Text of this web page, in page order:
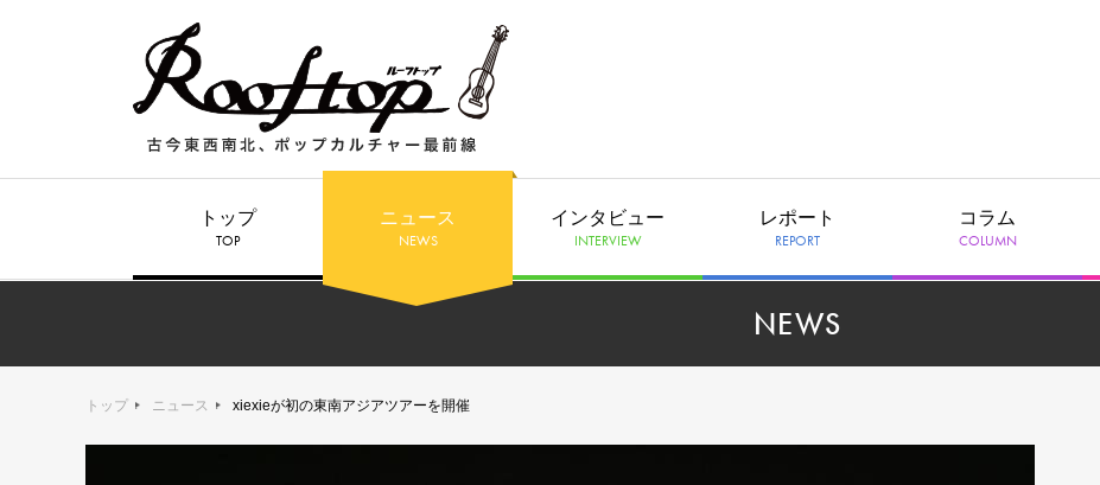
トップ
TOP
ニュース
NEWS
インタビュー
INTERVIEW
レポート
REPORT
コラム
COLUMN
NEWS
トップ ニュース xiexieが初の東南アジアツアーを開催